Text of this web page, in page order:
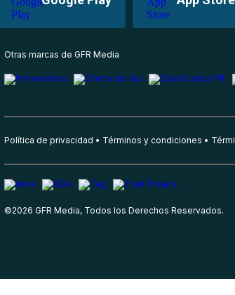
Otras marcas de GFR Media
Política de privacidad Términos y condiciones
©2026 GFR Media, Todos los Derechos Reservados.